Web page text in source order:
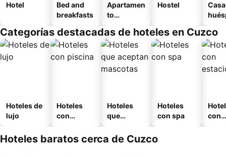
Hotel
Bed and
breakfasts
Apartamen
to
o
Hostel
Categorías destacadas de hoteles en Cuzco
Hoteles de
lujo
Hoteles
con
Hoteles
que
mascotas
Hoteles
con spa
con
Hoteles baratos cerca de Cuzco